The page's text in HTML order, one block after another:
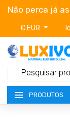
Não perca já
€ EUR
PRODUTOS